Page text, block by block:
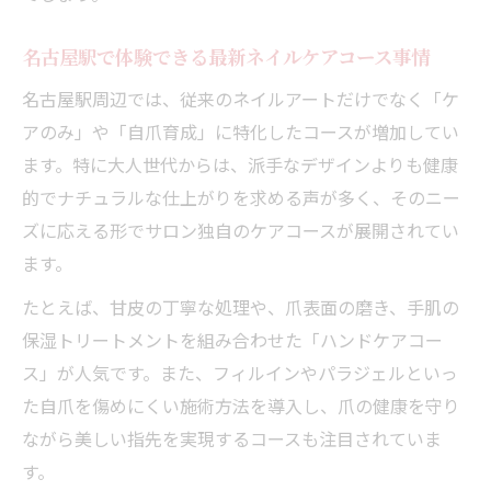
名古屋駅で体験できる最新ネイルケアコース事情
名古屋駅周辺では、従来のネイルアートだけでなく「ケ
アのみ」や「自爪育成」に特化したコースが増加してい
ます。特に大人世代からは、派手なデザインよりも健康
的でナチュラルな仕上がりを求める声が多く、そのニー
ズに応える形でサロン独自のケアコースが展開されてい
ます。
たとえば、甘皮の丁寧な処理や、爪表面の磨き、手肌の
保湿トリートメントを組み合わせた「ハンドケアコー
ス」が人気です。また、フィルインやパラジェルといっ
た自爪を傷めにくい施術方法を導入し、爪の健康を守り
ながら美しい指先を実現するコースも注目されていま
す。